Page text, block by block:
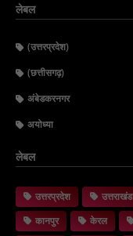
लेबल
(उत्तरप्रदेश)
(छत्तीसगढ़)
अंबेडकरनगर
अयोध्या
लेबल
उत्तरप्रदेश उत्तराखंड
कानपुर
केरल